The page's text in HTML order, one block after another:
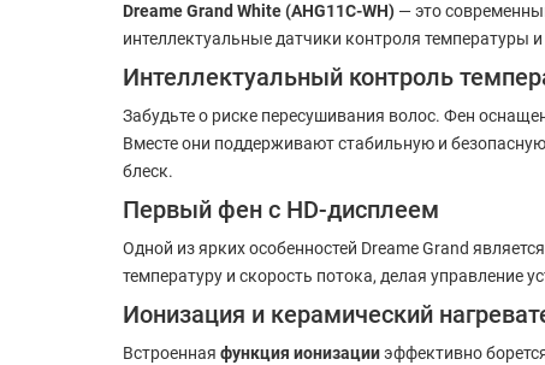
Dreame Grand White (AHG11C-WH) — это
интеллектуальные датчики контроля температуры
Интеллектуальный контроль
Забудьте о риске пересушивания волос. Фен
Вместе они поддерживают стабильную и
блеск.
Первый фен с HD-дисплеем
Одной из ярких особенностей Dreame Grand
температуру и скорость потока, делая
Ионизация и керамический
Встроенная функция ионизацииэффективно